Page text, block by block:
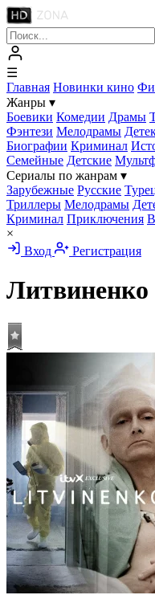
☰
Главная Новинки кино
Жанры ▾
Боевики Комедии Драмы
Фэнтези Мелодрамы
Биографии Криминал
Семейные Детские
Сериалы по жанрам ▾
Зарубежные Русские
Триллеры Мелодрамы
Криминал Приключения
×
Вход
Регистрация
Литвиненко